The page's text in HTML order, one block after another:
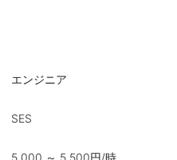
エンジニア
SES
5,000 ～ 5,500円/時